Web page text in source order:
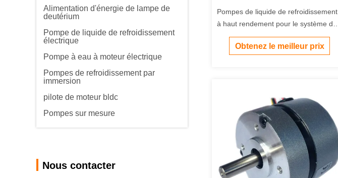
Alimentation d'énergie de lampe de
deutérium
Pompe de liquide de refroidissement
électrique
Pompe à eau à moteur électrique
Pompes de refroidissement par
immersion
pilote de moteur bldc
Pompes sur mesure
Nous contacter
Pompes de liquide de refroidissement
à haut rendement pour le système de
refroidissement par immersion
spécialisées dans le système de
Obtenez le meilleur prix